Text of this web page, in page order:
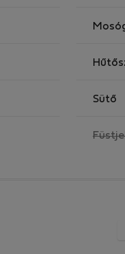
Sütő